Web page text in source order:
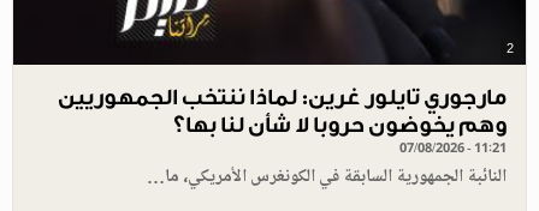
2
مارجوري تايلور غرين: لماذا ننتخب الجمهوريين
وهم يخوضون حروبا لا شأن لنا بها؟
07/08/2026 - 11:21
النائبة الجمهورية السابقة في الكونغرس الأمريكي، ما…